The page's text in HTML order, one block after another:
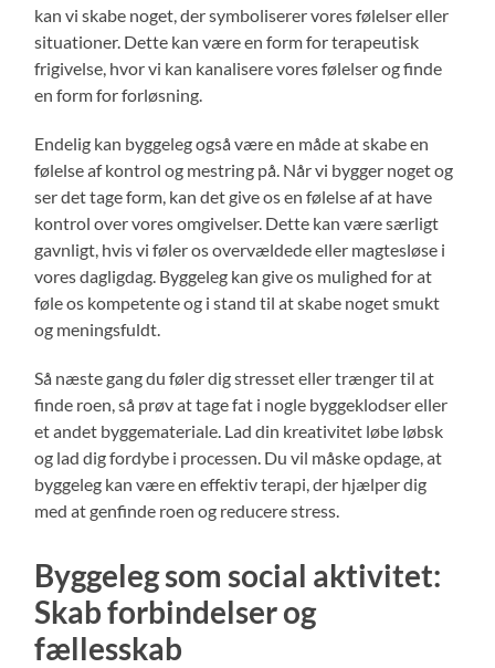
kan vi skabe noget, der symboliserer vores følelser eller
situationer. Dette kan være en form for terapeutisk
frigivelse, hvor vi kan kanalisere vores følelser og finde
en form for forløsning.
Endelig kan byggeleg også være en måde at skabe en
følelse af kontrol og mestring på. Når vi bygger noget og
ser det tage form, kan det give os en følelse af at have
kontrol over vores omgivelser. Dette kan være særligt
gavnligt, hvis vi føler os overvældede eller magtesløse i
vores dagligdag. Byggeleg kan give os mulighed for at
føle os kompetente og i stand til at skabe noget smukt
og meningsfuldt.
Så næste gang du føler dig stresset eller trænger til at
finde roen, så prøv at tage fat i nogle byggeklodser eller
et andet byggemateriale. Lad din kreativitet løbe løbsk
og lad dig fordybe i processen. Du vil måske opdage, at
byggeleg kan være en effektiv terapi, der hjælper dig
med at genfinde roen og reducere stress.
Byggeleg som social aktivitet:
Skab forbindelser og
fællesskab